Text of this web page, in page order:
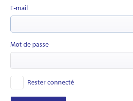
E-mail
Mot de passe
Rester connecté